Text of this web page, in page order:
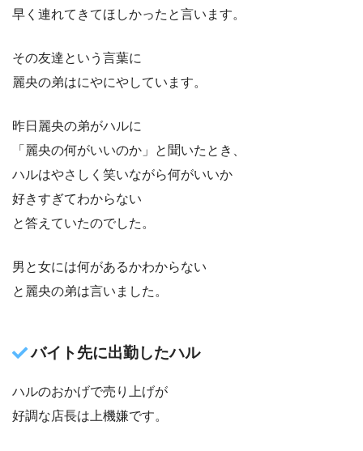
早く連れてきてほしかったと言います。
その友達という言葉に
麗央の弟はにやにやしています。
昨日麗央の弟がハルに
「麗央の何がいいのか」と聞いたとき、
ハルはやさしく笑いながら何がいいか
好きすぎてわからない
と答えていたのでした。
男と女には何があるかわからない
と麗央の弟は言いました。
バイト先に出勤したハル
ハルのおかげで売り上げが
好調な店長は上機嫌です。